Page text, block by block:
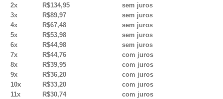
2x
R$134,95
sem juros
3x
R$89,97
sem juros
4x
R$67,48
sem juros
5x
R$53,98
sem juros
6x
R$44,98
sem juros
7x
R$44,76
com juros
8x
R$39,95
com juros
9x
R$36,20
com juros
10x
R$33,20
com juros
11x
R$30,74
com juros